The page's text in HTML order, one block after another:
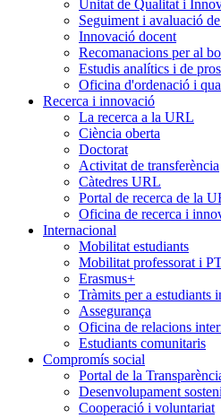
Unitat de Qualitat i
Seguiment i avaluació
Innovació docent
Recomanacions per al
Estudis analítics i de
Oficina d'ordenació i
Recerca i innovació
La recerca a la URL
Ciència oberta
Doctorat
Activitat de transferència
Càtedres URL
Portal de recerca de la
Oficina de recerca i
Internacional
Mobilitat estudiants
Mobilitat professorat i
Erasmus+
Tràmits per a estudiants
Assegurança
Oficina de relacions
Estudiants comunitaris
Compromís social
Portal de la
Desenvolupament
Cooperació i voluntariat